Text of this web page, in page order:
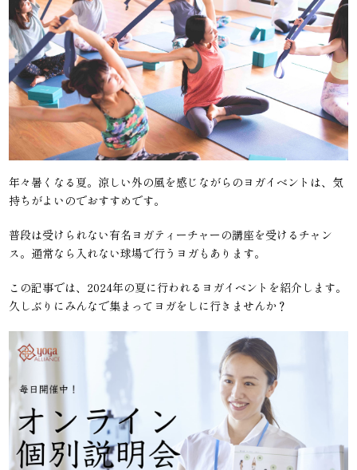
年々暑くなる夏。涼しい外の風を感じながらのヨガイベントは、気
持ちがよいのでおすすめです。
普段は受けられない有名ヨガティーチャーの講座を受けるチャン
ス。通常なら入れない球場で行うヨガもあります。
この記事では、2024年の夏に行われるヨガイベントを紹介します。
久しぶりにみんなで集まってヨガをしに行きませんか？